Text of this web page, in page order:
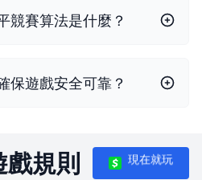
競賽算法是什麼？
保遊戲安全可靠？
戲規則 現在就玩